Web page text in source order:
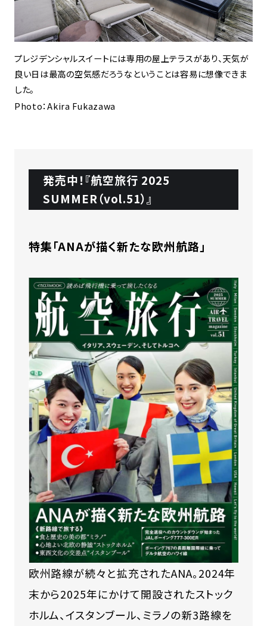
プレジデンシャルスイートには専用の屋上テラスがあり、天気が
良い日は最高の空気感だろうなということは容易に想像できま
した。
Photo：Akira Fukazawa
発売中！『航空旅行 2025
SUMMER（vol.51）』
特集「ANAが描く新たな欧州航路」
欧州路線が続々と拡充されたANA。2024年
末から2025年にかけて開設されたストック
ホルム、イスタンブール、ミラノの新3路線を